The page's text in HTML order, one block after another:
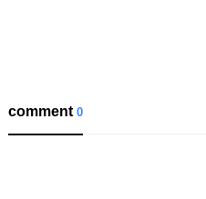
comment0